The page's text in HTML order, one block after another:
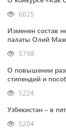
6025
Изменен состав
палаты Олий
5798
О повышении
стипендий и
5224
Узбекистан – в
5204